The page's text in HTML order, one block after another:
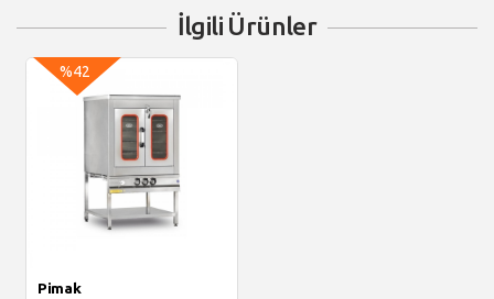
İlgili Ürünler
%42
Pimak